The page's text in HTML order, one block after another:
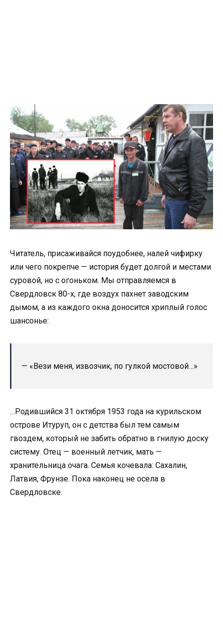
Читатель, присаживайся поудобнее, налей чифирку
или чего покрепче — история будет долгой и местами
суровой, но с огоньком. Мы отправляемся в
Свердловск 80-х, где воздух пахнет заводским
дымом, а из каждого окна доносится хриплый голос
шансонье:
— «Вези меня, извозчик, по гулкой мостовой…»
…Родившийся 31 октября 1953 года на курильском
острове Итуруп, он с детства был тем самым
гвоздем, который не забить обратно в гнилую доску
систему. Отец — военный летчик, мать —
хранительница очага. Семья кочевала: Сахалин,
Латвия, Фрунзе. Пока наконец не осела в
Свердловске.